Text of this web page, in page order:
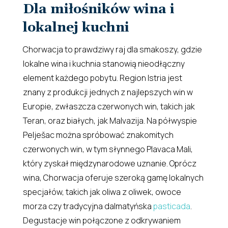
Dla miłośników wina i
lokalnej kuchni
Chorwacja to prawdziwy raj dla smakoszy, gdzie
lokalne wina i kuchnia stanowią nieodłączny
element każdego pobytu. Region Istria jest
znany z produkcji jednych z najlepszych win w
Europie, zwłaszcza czerwonych win, takich jak
Teran, oraz białych, jak Malvazija. Na półwyspie
Pelješac można spróbować znakomitych
czerwonych win, w tym słynnego Plavaca Mali,
który zyskał międzynarodowe uznanie. Oprócz
wina, Chorwacja oferuje szeroką gamę lokalnych
specjałów, takich jak oliwa z oliwek, owoce
morza czy tradycyjna dalmatyńska pasticada.
Degustacje win połączone z odkrywaniem